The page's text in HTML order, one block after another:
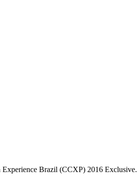
Brazil (CCXP) 2016 Exclusive.